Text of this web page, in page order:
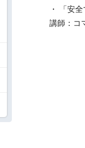
・ 「安全
講師：コ